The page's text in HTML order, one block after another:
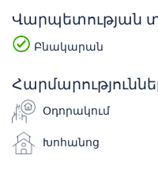
Վարպետության
Բնակարան
Օդորակում
Խոհանոց